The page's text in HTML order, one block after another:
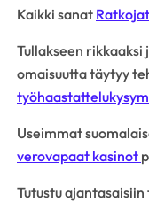
Kaikki sanat Ratkojat
Tullakseen
omaisuutta täytyy
Useimmat
verovapaat kasinot
Tutustu